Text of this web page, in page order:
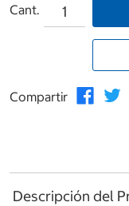
Cant.
Compartir
Descripción del